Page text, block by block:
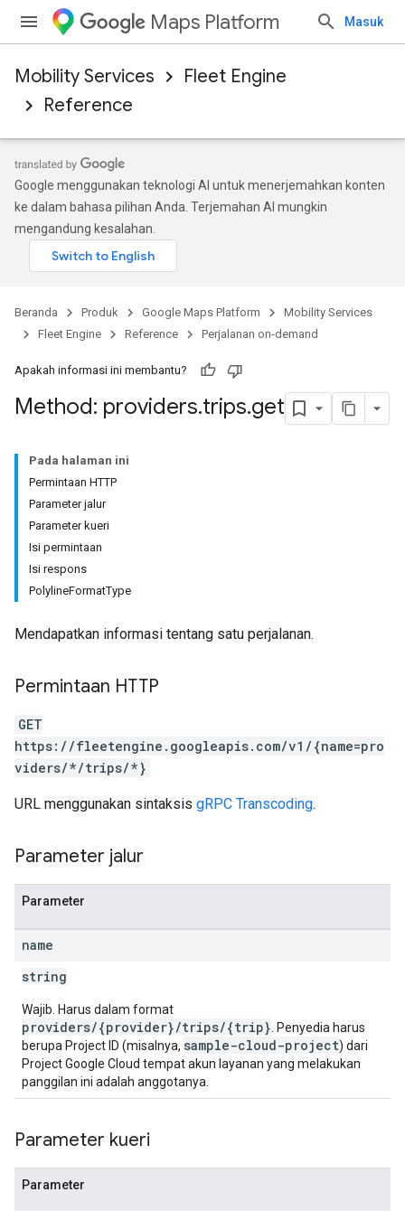
Maps Platform Masuk
Mobility Services
Fleet Engine
Reference
Google menggunakan teknologi AI untuk menerjemahkan konten
ke dalam bahasa pilihan Anda. Terjemahan AI mungkin
mengandung kesalahan.
Beranda Produk Google Maps Platform
Mobility Services
Fleet Engine
Reference Perjalanan on-demand
Apakah informasi ini membantu?
Method: providers.trips.get
Pada halaman ini
Permintaan HTTP
Parameter jalur
Parameter kueri
Isi permintaan
Isi respons
PolylineFormatType
Mendapatkan informasi tentang satu perjalanan.
Permintaan HTTP
GET
https://fleetengine.googleapis.com/v1/{name=pro
viders/*/trips/*}
URL menggunakan sintaksis gRPC Transcoding.
Parameter jalur
Parameter
name
string
Wajib. Harus dalam format
providers/{provider}/trips/{trip} . Penyedia harus
berupa Project ID (misalnya, sample-cloud-project) dari
Project Google Cloud tempat akun layanan yang melakukan
panggilan ini adalah anggotanya.
Parameter kueri
Parameter